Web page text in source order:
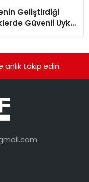
Geliştirdiği
Güvenli Uyku
anlık takip edin.